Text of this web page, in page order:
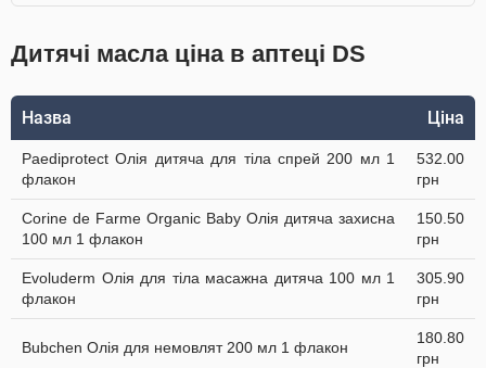
Дитячі масла ціна в аптеці DS
Назва Ціна
Paediprotect Олія дитяча для тіла спрей 200 мл 1
флакон
532.00
грн
Corine de Farme Organic Baby Олія дитяча захисна
100 мл 1 флакон
150.50
грн
Evoluderm Олія для тіла масажна дитяча 100 мл 1
флакон
305.90
грн
Bubchen Олія для немовлят 200 мл 1 флакон
180.80
грн